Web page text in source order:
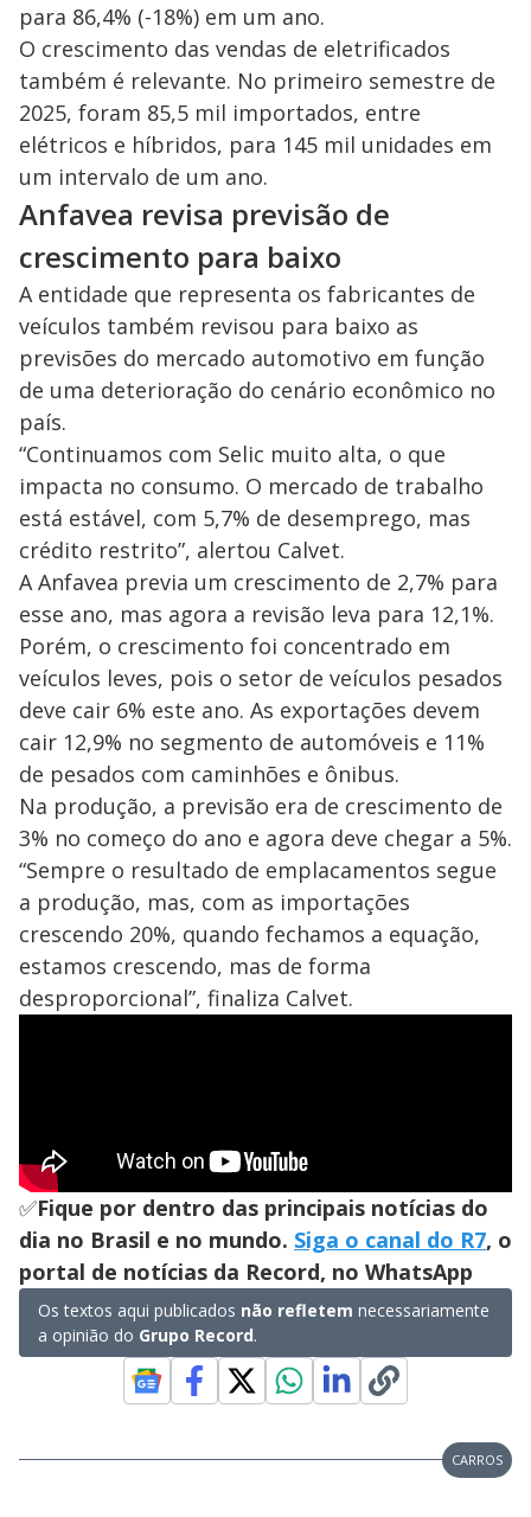
para 86,4% (-18%) em um ano.
O crescimento das vendas de eletrificados
também é relevante. No primeiro semestre de
2025, foram 85,5 mil importados, entre
elétricos e híbridos, para 145 mil unidades em
um intervalo de um ano.
Anfavea revisa previsão de
crescimento para baixo
A entidade que representa os fabricantes de
veículos também revisou para baixo as
previsões do mercado automotivo em função
de uma deterioração do cenário econômico no
país.
“Continuamos com Selic muito alta, o que
impacta no consumo. O mercado de trabalho
está estável, com 5,7% de desemprego, mas
crédito restrito”, alertou Calvet.
A Anfavea previa um crescimento de 2,7% para
esse ano, mas agora a revisão leva para 12,1%.
Porém, o crescimento foi concentrado em
veículos leves, pois o setor de veículos pesados
deve cair 6% este ano. As exportações devem
cair 12,9% no segmento de automóveis e 11%
de pesados com caminhões e ônibus.
Na produção, a previsão era de crescimento de
3% no começo do ano e agora deve chegar a 5%.
“Sempre o resultado de emplacamentos segue
a produção, mas, com as importações
crescendo 20%, quando fechamos a equação,
estamos crescendo, mas de forma
desproporcional”, finaliza Calvet.
✅Fique por dentro das principais notícias do
dia no Brasil e no mundo. Siga o canal do R7, o
portal de notícias da Record, no WhatsApp
Os textos aqui publicados não refletem necessariamente
a opinião do Grupo Record.
CARROS